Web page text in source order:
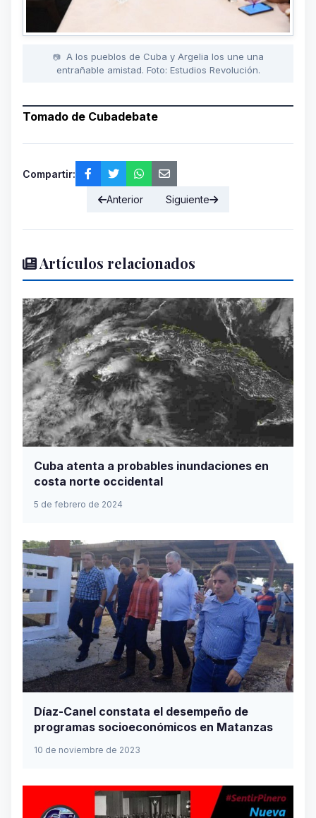
A los pueblos de Cuba y Argelia los une una
entrañable amistad. Foto: Estudios Revolución.
Tomado de Cubadebate
Compartir:
Anterior Siguiente
Artículos relacionados
Cuba atenta a probables inundaciones en
costa norte occidental
5 de febrero de 2024
Díaz-Canel constata el desempeño de
programas socioeconómicos en Matanzas
10 de noviembre de 2023